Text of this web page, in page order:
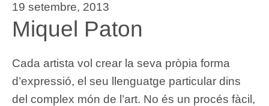
19 setembre, 2013
Miquel Paton
Cada artista vol crear la seva pròpia forma
d’expressió, el seu llenguatge particular dins
del complex món de l’art. No és un procés fàcil,